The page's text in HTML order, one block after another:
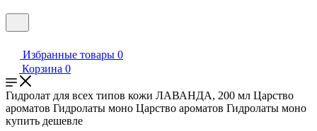
Избранные товары 0
Корзина 0
Гидролат для всех типов кожи ЛАВАНДА, 200 мл Царство
ароматов Гидролаты моно Царство ароматов Гидролаты моно
купить дешевле